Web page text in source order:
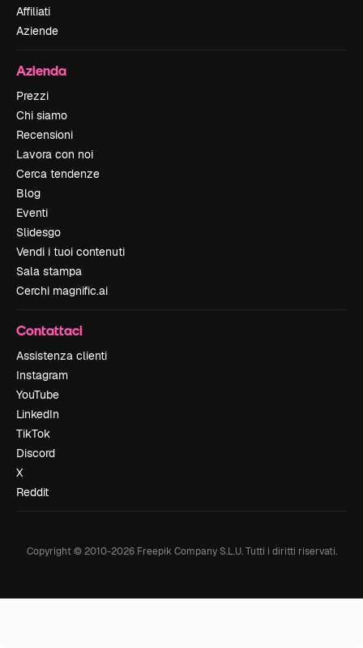
Affiliati
Aziende
Azienda
Prezzi
Chi siamo
Recensioni
Lavora con noi
Cerca tendenze
Blog
Eventi
Slidesgo
Vendi i tuoi contenuti
Sala stampa
Cerchi magnific.ai
Contattaci
Assistenza clienti
Instagram
YouTube
LinkedIn
TikTok
Discord
X
Reddit
Copyright © 2010-2026Freepik Company S.L.U. Tutti i diritti riservati.